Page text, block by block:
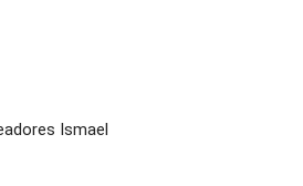
Ismael